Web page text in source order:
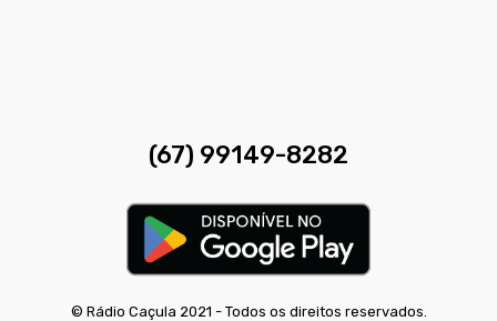
(67) 99149-8282
© Rádio Caçula 2021 - Todos os direitos reservados.